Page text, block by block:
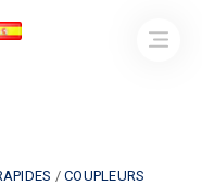
/ COUPLEURS